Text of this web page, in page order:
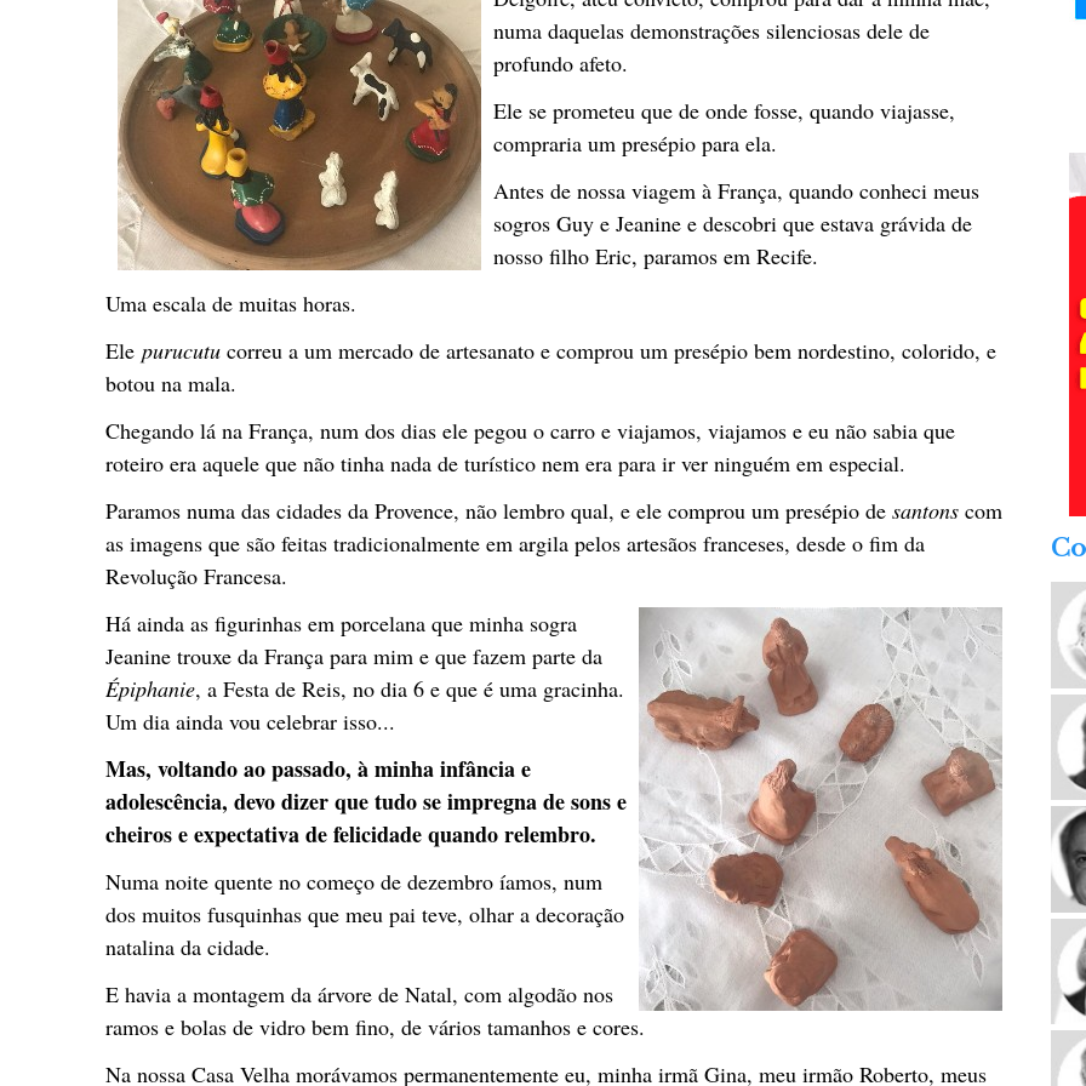
numa daquelas demonstrações silenciosas dele de
profundo afeto.
Ele se prometeu que de onde fosse, quando viajasse,
compraria um presépio para ela.
Antes de nossa viagem à França, quando conheci meus
sogros Guy e Jeanine e descobri que estava grávida de
nosso filho Eric, paramos em Recife.
Uma escala de muitas horas.
Ele purucutu correu a um mercado de artesanato e comprou um presépio bem nordestino, colorido, e
botou na mala.
Chegando lá na França, num dos dias ele pegou o carro e viajamos, viajamos e eu não sabia que
roteiro era aquele que não tinha nada de turístico nem era para ir ver ninguém em especial.
Paramos numa das cidades da Provence, não lembro qual, e ele comprou um presépio de santons com
as imagens que são feitas tradicionalmente em argila pelos artesãos franceses, desde o fim da
Revolução Francesa.
Há ainda as figurinhas em porcelana que minha sogra
Jeanine trouxe da França para mim e que fazem parte da
Épiphanie, a Festa de Reis, no dia 6 e que é uma gracinha.
Um dia ainda vou celebrar isso...
Mas, voltando ao passado, à minha infância e
adolescência, devo dizer que tudo se impregna de sons e
cheiros e expectativa de felicidade quando relembro.
Numa noite quente no começo de dezembro íamos, num
dos muitos fusquinhas que meu pai teve, olhar a decoração
natalina da cidade.
E havia a montagem da árvore de Natal, com algodão nos
ramos e bolas de vidro bem fino, de vários tamanhos e cores.
Na nossa Casa Velha morávamos permanentemente eu, minha irmã Gina, meu irmão Roberto, meus